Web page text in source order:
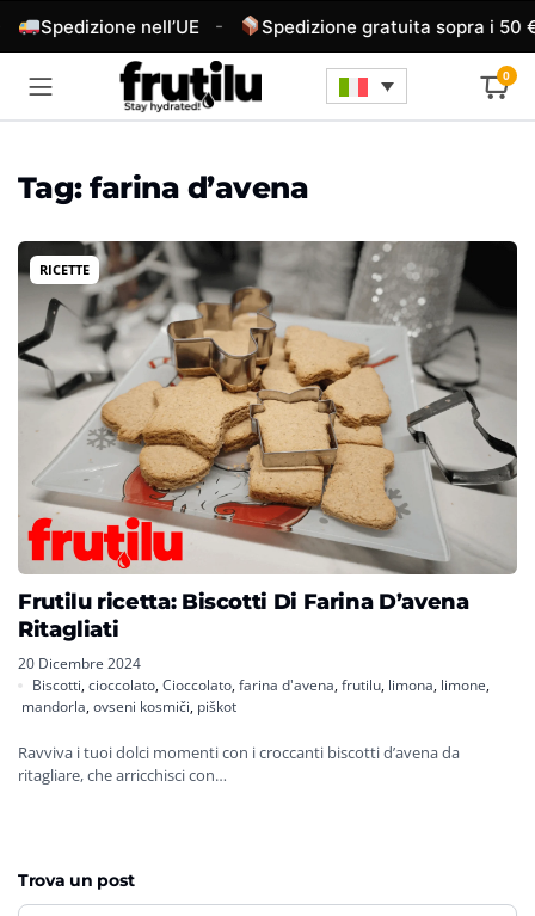
Spedizione nell’UE Spedizione gratuita sopra i 50 €
0
Tag:farina d’avena
RICETTE
Frutilu ricetta: Biscotti Di Farina D’avena
Ritagliati
20 Dicembre 2024
Biscotti,cioccolato,Cioccolato,farina d'avena,frutilu, limona, limone,
mandorla,ovseni kosmiči, piškot
Ravviva i tuoi dolci momenti con i croccanti biscotti d’avena da
ritagliare, che arricchisci con…
Trova un post